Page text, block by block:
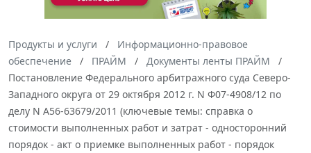
Продукты и услуги
Информационно-правовое
обеспечение
ПРАЙМ
Документы ленты ПРАЙМ
Постановление Федерального арбитражного суда Северо-
Западного округа от 29 октября 2012 г. N Ф07-4908/12 по
делу N А56-63679/2011 (ключевые темы: справка о
стоимости выполненных работ и затрат - односторонний
порядок - акт о приемке выполненных работ - порядок